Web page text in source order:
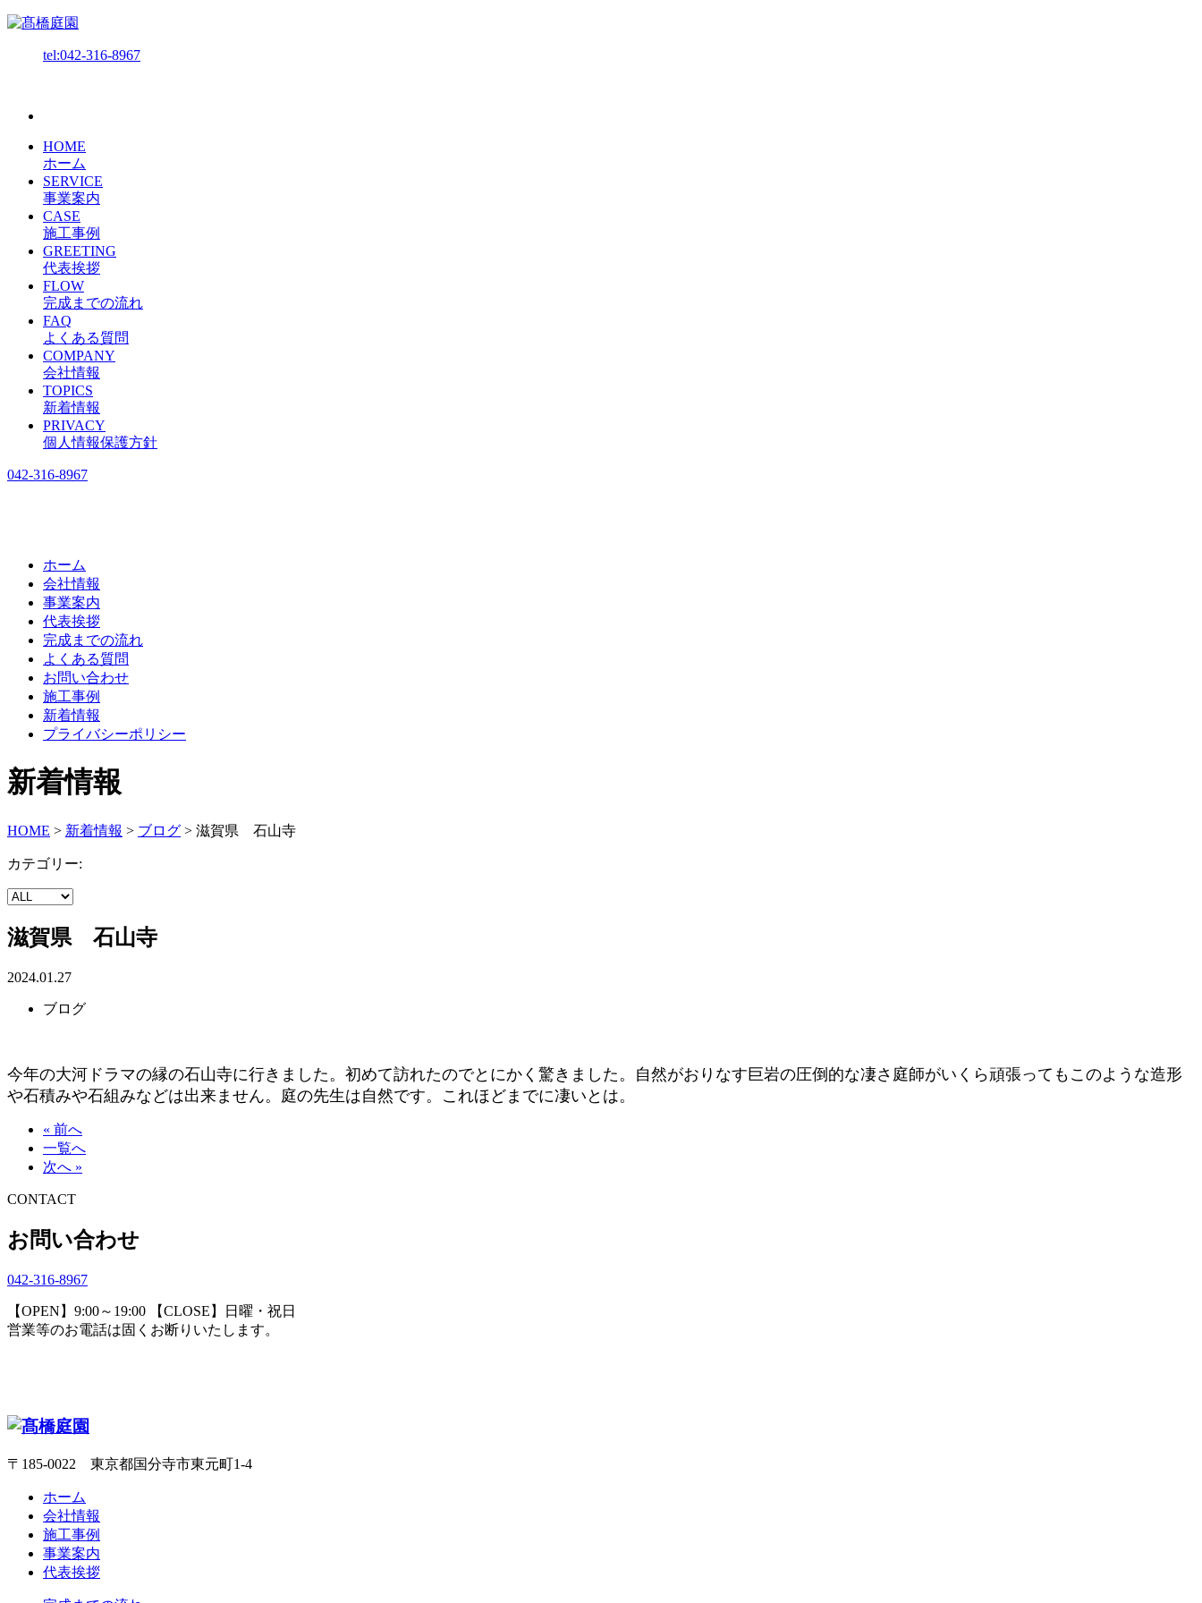
tel:042-316-8967
HOME
ホーム
SERVICE
事業案内
CASE
施工事例
GREETING
代表挨拶
FLOW
完成までの流れ
FAQ
よくある質問
COMPANY
会社情報
TOPICS
新着情報
PRIVACY
個人情報保護方針
042-316-8967
ホーム
会社情報
事業案内
代表挨拶
完成までの流れ
よくある質問
お問い合わせ
施工事例
新着情報
プライバシーポリシー
新着情報
HOME > 新着情報 > ブログ > 滋賀県 石山寺
カテゴリー:
滋賀県 石山寺
2024.01.27
ブログ
今年の大河ドラマの縁の石山寺に行きました。初めて訪れたのでとにかく驚きました。自然がおりなす巨岩の圧倒的な凄さ庭師がいくら頑張ってもこのような造形
や石積みや石組みなどは出来ません。庭の先生は自然です。これほどまでに凄いとは。
« 前へ
一覧へ
次へ »
CONTACT
お問い合わせ
042-316-8967
【OPEN】9:00～19:00 【CLOSE】日曜・祝日
営業等のお電話は固くお断りいたします。
〒185-0022 東京都国分寺市東元町1-4
ホーム
会社情報
施工事例
事業案内
代表挨拶